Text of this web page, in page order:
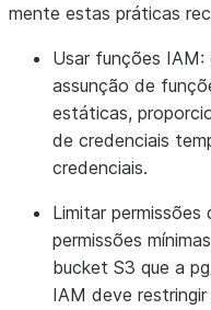
mente estas práticas
Usar funções IAM:
assunção de
estáticas,
de credenciais
credenciais.
Limitar permissões
permissões
bucket S3 que a
IAM deve